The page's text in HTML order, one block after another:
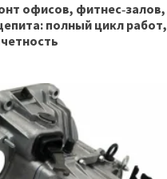
офисов, фитнес‑залов,
полный цикл работ,